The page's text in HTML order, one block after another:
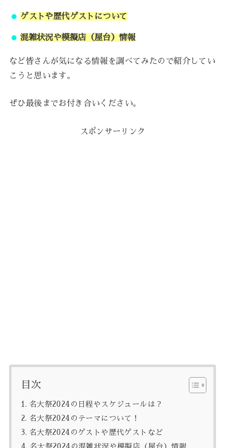
ゲストや歴代ゲストについて
混雑状況や模擬店（屋台）情報
など皆さんが気になる情報を調べてみたので紹介してい
こうと思います。
ぜひ最後までお付き合いください。
スポンサーリンク
目次
名大祭2024の日程やスケジュールは？
名大祭2024のテーマについて！
名大祭2024のゲストや歴代ゲストなど
名大祭2024の混雑状況や模擬店（屋台）情報